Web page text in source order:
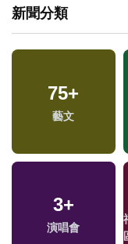
新聞分類
75+
藝文
3+
演唱會